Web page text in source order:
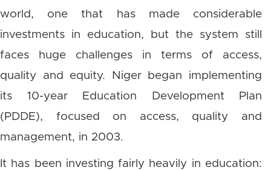
world, one that has made considerable
investments in education, but the system still
faces huge challenges in terms of access,
quality and equity. Niger began implementing
its 10-year Education Development Plan
(PDDE), focused on access, quality and
management, in 2003.
It has been investing fairly heavily in education: